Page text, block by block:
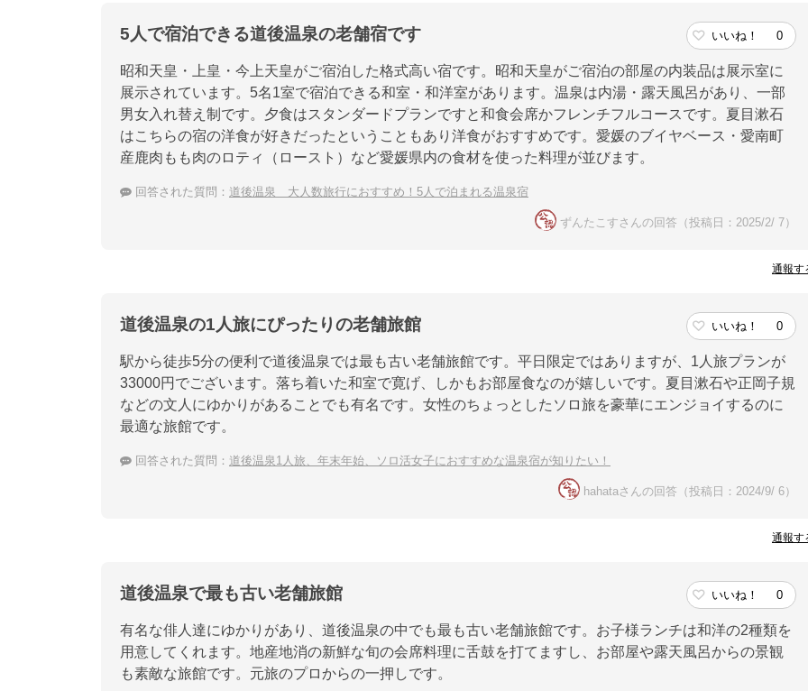
5人で宿泊できる道後温泉の老舗宿です いいね！ 0
昭和天皇・上皇・今上天皇がご宿泊した格式高い宿です。昭和天皇がご宿泊の部屋の内装品は展示室に
展示されています。5名1室で宿泊できる和室・和洋室があります。温泉は内湯・露天風呂があり、一部
男女入れ替え制です。夕食はスタンダードプランですと和食会席かフレンチフルコースです。夏目漱石
はこちらの宿の洋食が好きだったということもあり洋食がおすすめです。愛媛のブイヤベース・愛南町
産鹿肉もも肉のロティ（ロースト）など愛媛県内の食材を使った料理が並びます。
回答された質問： 道後温泉 大人数旅行におすすめ！5人で泊まれる温泉宿
ずんたこすさんの回答（投稿日：2025/2/ 7）
通報す
道後温泉の1人旅にぴったりの老舗旅館 いいね！ 0
駅から徒歩5分の便利で道後温泉では最も古い老舗旅館です。平日限定ではありますが、1人旅プランが
33000円でございます。落ち着いた和室で寛げ、しかもお部屋食なのが嬉しいです。夏目漱石や正岡子規
などの文人にゆかりがあることでも有名です。女性のちょっとしたソロ旅を豪華にエンジョイするのに
最適な旅館です。
回答された質問： 道後温泉1人旅、年末年始、ソロ活女子におすすめな温泉宿が知りたい！
hahataさんの回答（投稿日：2024/9/ 6）
通報す
道後温泉で最も古い老舗旅館 いいね！ 0
有名な俳人達にゆかりがあり、道後温泉の中でも最も古い老舗旅館です。お子様ランチは和洋の2種類を
用意してくれます。地産地消の新鮮な旬の会席料理に舌鼓を打てますし、お部屋や露天風呂からの景観
も素敵な旅館です。元旅のプロからの一押しです。